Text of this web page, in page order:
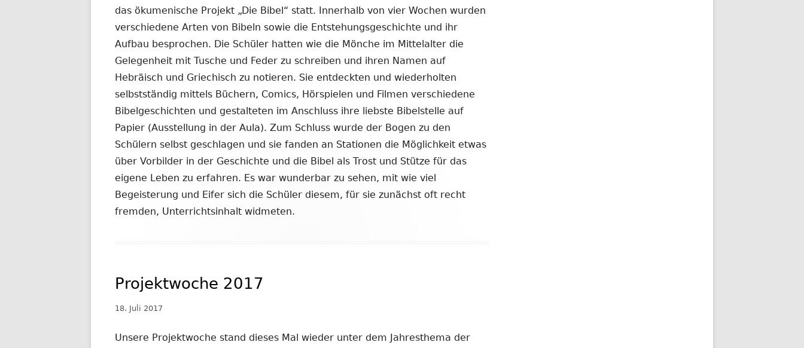
das ökumenische Projekt „Die Bibel“ statt. Innerhalb von vier Wochen wurden
verschiedene Arten von Bibeln sowie die Entstehungsgeschichte und ihr
Aufbau besprochen. Die Schüler hatten wie die Mönche im Mittelalter die
Gelegenheit mit Tusche und Feder zu schreiben und ihren Namen auf
Hebräisch und Griechisch zu notieren. Sie entdeckten und wiederholten
selbstständig mittels Büchern, Comics, Hörspielen und Filmen verschiedene
Bibelgeschichten und gestalteten im Anschluss ihre liebste Bibelstelle auf
Papier (Ausstellung in der Aula). Zum Schluss wurde der Bogen zu den
Schülern selbst geschlagen und sie fanden an Stationen die Möglichkeit etwas
über Vorbilder in der Geschichte und die Bibel als Trost und Stütze für das
eigene Leben zu erfahren. Es war wunderbar zu sehen, mit wie viel
Begeisterung und Eifer sich die Schüler diesem, für sie zunächst oft recht
fremden, Unterrichtsinhalt widmeten.
Projektwoche 2017
Veröffentlicht
18. Juli 2017
Unsere Projektwoche stand dieses Mal wieder unter dem Jahresthema der